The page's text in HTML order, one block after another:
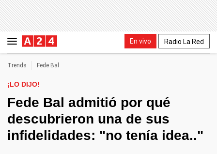
En vivo Radio La Red
Trends Fede Bal
¡LO DIJO!
Fede Bal admitió por qué
descubrieron una de sus
infidelidades: "no tenía idea.."